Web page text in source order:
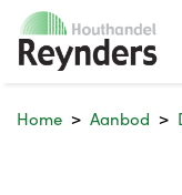
Home Aanbod